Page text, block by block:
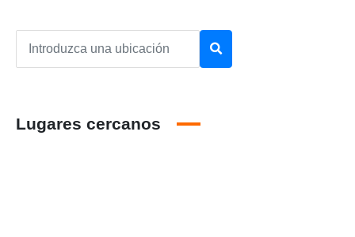
Lugares cercanos